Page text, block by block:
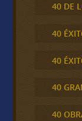
40 DE
40
40
40
40